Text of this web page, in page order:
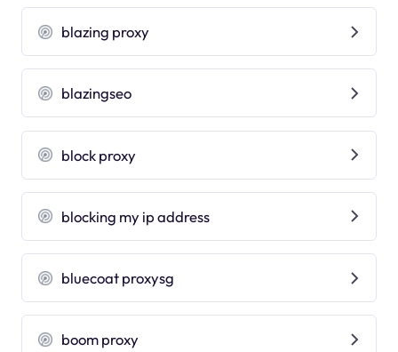
blazing proxy
blazingseo
block proxy
blocking my ip address
bluecoat proxysg
boom proxy